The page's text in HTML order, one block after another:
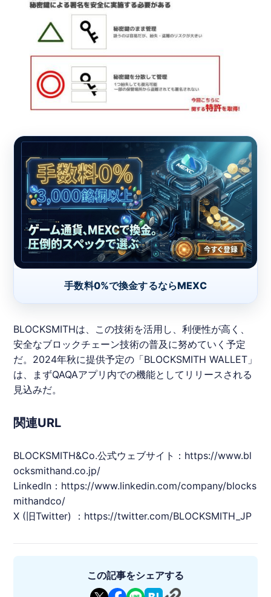
手数料0%で換金するならMEXC
BLOCKSMITHは、この技術を活用し、利便性が高く、
安全なブロックチェーン技術の普及に努めていく予定
だ。2024年秋に提供予定の「BLOCKSMITH WALLET」
は、まずQAQAアプリ内での機能としてリリースされる
見込みだ。
関連URL
BLOCKSMITH&Co.公式ウェブサイト： https://www.bl
ocksmithand.co.jp/
LinkedIn： https://www.linkedin.com/company/blocks
mithandco/
X (旧Twitter) ： https://twitter.com/BLOCKSMITH_JP
この記事をシェアする